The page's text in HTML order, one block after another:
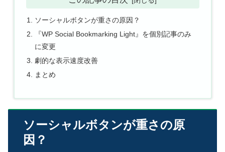
ソーシャルボタンが重さの原因？
『WP Social Bookmarking Light』を個別記事のみ
に変更
劇的な表示速度改善
まとめ
ソーシャルボタンが重さの原
因？